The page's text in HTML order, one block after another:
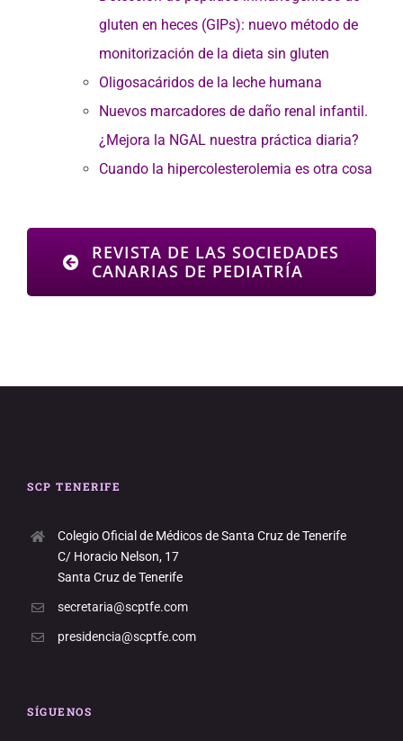
gluten en heces (GIPs): nuevo método de
monitorización de la dieta sin gluten
Oligosacáridos de la leche humana
Nuevos marcadores de daño renal infantil.
¿Mejora la NGAL nuestra práctica diaria?
Cuando la hipercolesterolemia es otra cosa
REVISTA DE LAS SOCIEDADES
CANARIAS DE PEDIATRÍA
SCP TENERIFE
Colegio Oficial de Médicos de Santa Cruz de Tenerife
C/ Horacio Nelson, 17
Santa Cruz de Tenerife
secretaria@scptfe.com
presidencia@scptfe.com
SÍGUENOS